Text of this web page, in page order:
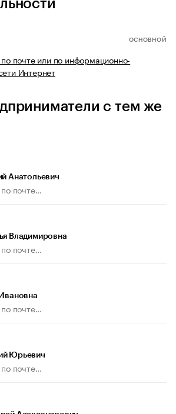
ОСНОВНОЙ
почте или по информационно-
Интернет
с тем же
Анатольевич
почте...
Владимировна
почте...
почте...
Юрьевич
почте...